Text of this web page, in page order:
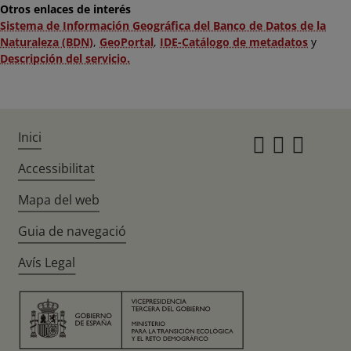
Otros enlaces de interés
Sistema de Información Geográfica del Banco de Datos de la
Naturaleza (BDN), GeoPortal, IDE-Catálogo de metadatos y
Descripción del servicio.
Inici
Accessibilitat
Mapa del web
Guia de navegació
Avís Legal